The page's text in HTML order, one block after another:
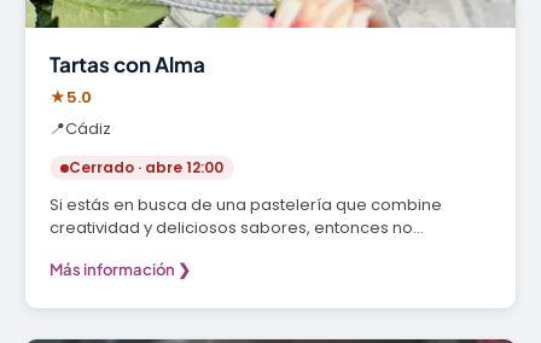
Tartas con Alma
★5.0
📍Cádiz
Cerrado · abre 12:00
Si estás en busca de una pastelería que combine
creatividad y deliciosos sabores, entonces no…
Más información ❯